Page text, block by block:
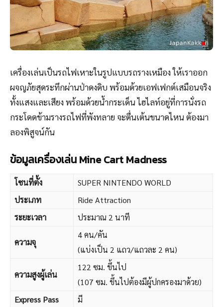
เครื่องเล่นเป็นรถไฟเหาะในรูปแบบรถรางเหมือง ให้เราออก
ผจญภัยสุดระทึกผ่านป่าดงดิบ พร้อมด้วยเอฟเฟกต์เสมือนจริง
ทั้งแสงและเสียง พร้อมด้วยน้ำกระเด็น ไฮไลท์อยู่ที่การนั่งรถ
กระโดดข้ามรางรถไฟที่พังทลาย จะตื่นเต้นขนาดไหน ต้องมา
ลองพิสูจน์กัน
ข้อมูลเครื่องเล่น Mine Cart Madness
โซนที่ตั้ง
SUPER NINTENDO WORLD
ประเภท
Ride Attraction
ระยะเวลา
ประมาณ 2 นาที
ความจุ
4 คน/คัน
(แบ่งเป็น 2 แถว/แถวละ 2 คน)
ความสูงผู้เล่น
122 ซม. ขึ้นไป
(107 ซม. ขึ้นไปต้องมีผู้ปกครองมาด้วย)
Express Pass
มี